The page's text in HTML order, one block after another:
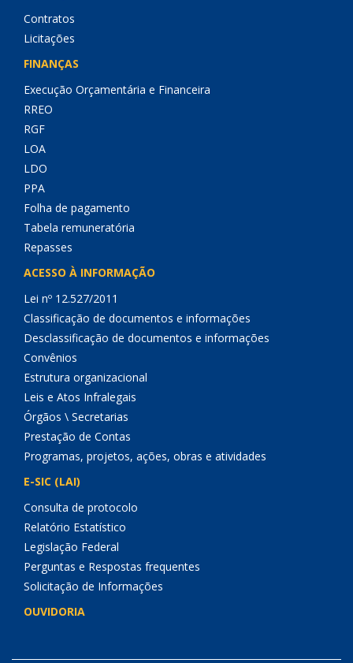
Contratos
Licitações
FINANÇAS
Execução Orçamentária e Financeira
RREO
RGF
LOA
LDO
PPA
Folha de pagamento
Tabela remuneratória
Repasses
ACESSO À INFORMAÇÃO
Lei nº 12.527/2011
Classificação de documentos e informações
Desclassificação de documentos e informações
Convênios
Estrutura organizacional
Leis e Atos Infralegais
Órgãos \ Secretarias
Prestação de Contas
Programas, projetos, ações, obras e atividades
E-SIC (LAI)
Consulta de protocolo
Relatório Estatístico
Legislação Federal
Perguntas e Respostas frequentes
Solicitação de Informações
OUVIDORIA